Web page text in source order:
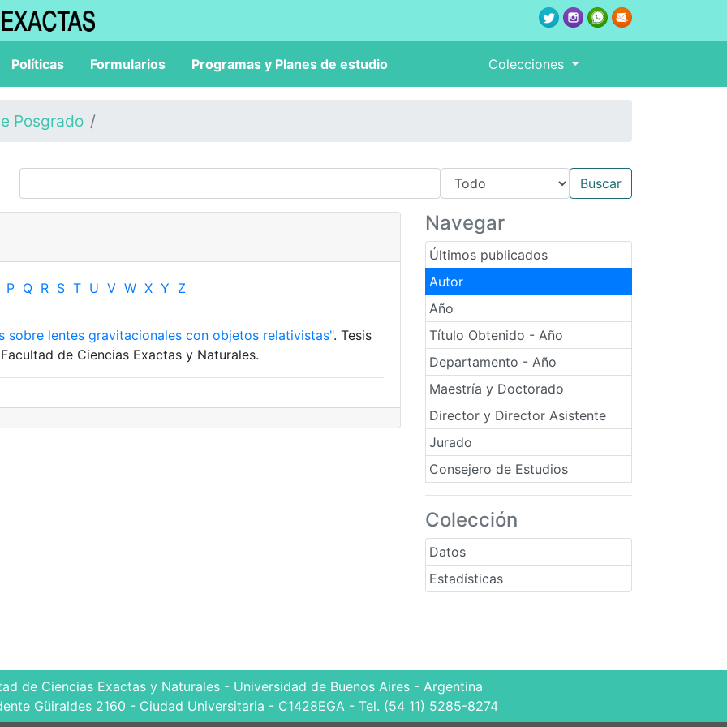
Políticas Formularios Programas y Planes de estudio Colecciones
Posgrado
Navegar
Últimos publicados
Autor
Año
Título Obtenido - Año
Departamento - Año
Maestría y Doctorado
Director y Director Asistente
Jurado
Consejero de Estudios
Colección
Datos
Estadísticas
P Q R S T U V W X Y Z
sobre lentes gravitacionales con objetos relativistas". Tesis
de Ciencias Exactas y Naturales.
de Ciencias Exactas y Naturales - Universidad de Buenos Aires - Argentina
Güiraldes 2160 - Ciudad Universitaria - C1428EGA - Tel. (54 11) 5285-8274